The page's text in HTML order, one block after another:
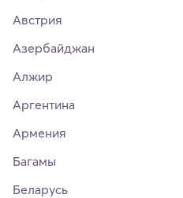
Австрия
Азербайджан
Алжир
Аргентина
Армения
Багамы
Беларусь